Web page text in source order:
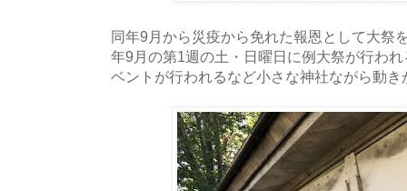
同年9月から災疫から免れた報恩として大祭
年9月の第1週の土・日曜日に例大祭が行わ
ベントが行われるなど小さな神社ながら動き